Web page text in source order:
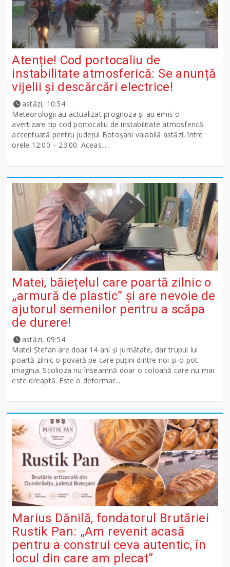
Atenție! Cod portocaliu de
instabilitate atmosferică: Se anunță
vijelii și descărcări electrice!
astăzi, 10:54
Meteorologii au actualizat prognoza și au emis o
avertizare tip cod portocaliu de instabilitate atmosferică
accentuată pentru județul Botoșani valabilă astăzi, între
orele 12:00 – 23:00. Aceas...
Matei, băiețelul care poartă zilnic o
„armură de plastic” și are nevoie de
ajutorul semenilor pentru a scăpa
de durere!
astăzi, 09:54
Matei Ștefan are doar 14 ani și jumătate, dar trupul lui
poartă zilnic o povară pe care puțini dintre noi și-o pot
imagina. Scolioza nu înseamnă doar o coloană care nu mai
este dreaptă. Este o deformar...
Marius Dănilă, fondatorul Brutăriei
Rustik Pan: „Am revenit acasă
pentru a construi ceva autentic, în
locul din care am plecat”